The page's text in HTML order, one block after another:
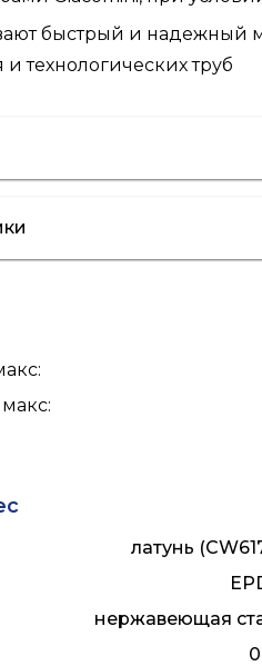
быстрый и надежный
технологических труб
:
макс:
латунь
нержавеющая